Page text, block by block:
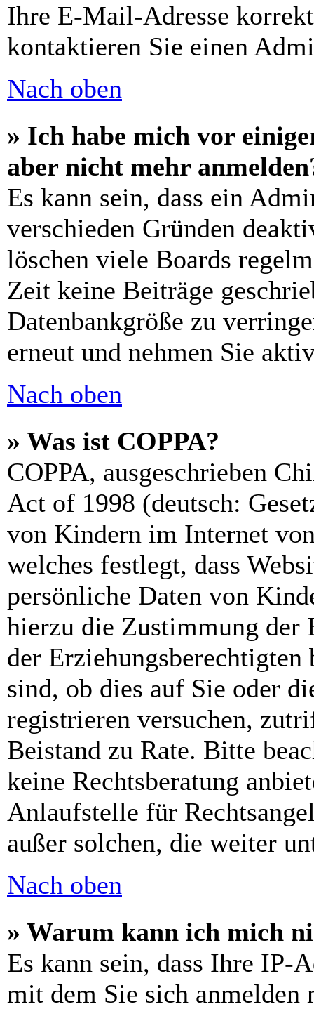
Ihre E-Mail-Adresse
kontaktieren Sie einen
Nach oben
» Ich habe mich vor
aber nicht mehr
Es kann sein, dass ein
verschieden Gründen
löschen viele Boards
Zeit keine Beiträge
Datenbankgröße zu
erneut und nehmen Sie
Nach oben
» Was ist COPPA?
COPPA, ausgeschrieben
Act of 1998 (deutsch:
von Kindern im Internet
welches festlegt, dass
persönliche Daten von
hierzu die Zustimmung der
der
sind, ob dies auf Sie oder
registrieren versuchen,
Beistand zu Rate. Bitte
keine Rechtsberatung
Anlaufstelle für
außer solchen, die weiter
Nach oben
» Warum kann ich mich
Es kann sein, dass Ihre IP-
mit dem Sie sich anmelden